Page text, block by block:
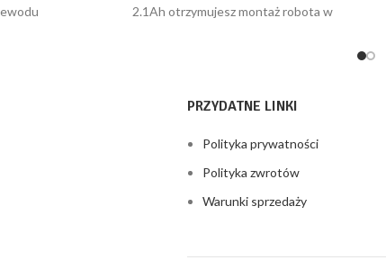
2.1Ah otrzymujesz montaż robota w
PRZYDATNE LINKI
Polityka prywatności
Polityka zwrotów
Warunki sprzedaży